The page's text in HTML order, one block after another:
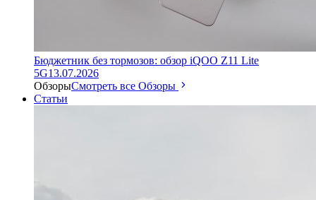
Бюджетник без тормозов: обзор iQOO Z11 Lite
5G13.07.2026
ОбзорыСмотреть все Обзоры
Статьи